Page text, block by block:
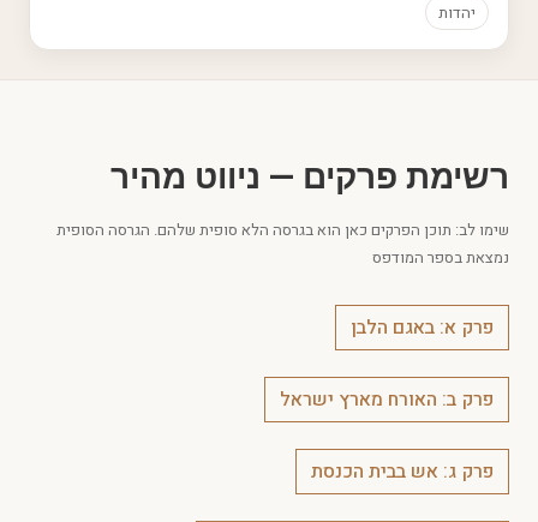
יהדות
רשימת פרקים — ניווט מהיר
שימו לב: תוכן הפרקים כאן הוא בגרסה הלא סופית שלהם. הגרסה הסופית
נמצאת בספר המודפס
פרק א: באגם הלבן
פרק ב: האורח מארץ ישראל
פרק ג: אש בבית הכנסת